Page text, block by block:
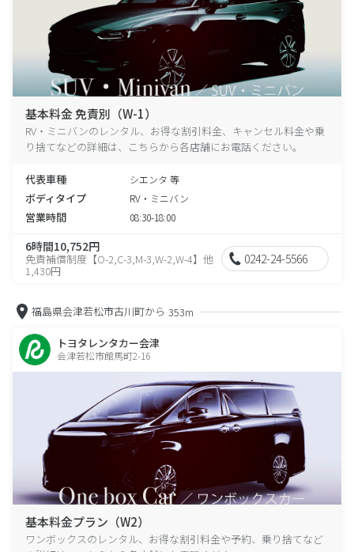
基本料金 免責別（W-1）
RV・ミニバンのレンタル、お得な割引料金、キャンセル料金や乗
り捨てなどの詳細は、こちらから各店舗にお電話ください。
代表車種 シエンタ 等
ボディタイプ RV・ミニバン
営業時間 08:30-18:00
6時間10,752円
免責補償制度【O-2,C-3,M-3,W-2,W-4】他
1,430円
0242-24-5566
福島県会津若松市古川町から 353m
トヨタレンタカー会津
会津若松市館馬町2-16
基本料金プラン（W2）
ワンボックスのレンタル、お得な割引料金や予約、乗り捨てなど